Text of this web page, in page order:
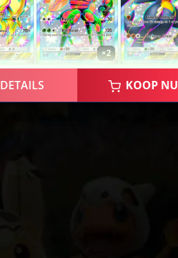
×2
DETAILS KOOP NU